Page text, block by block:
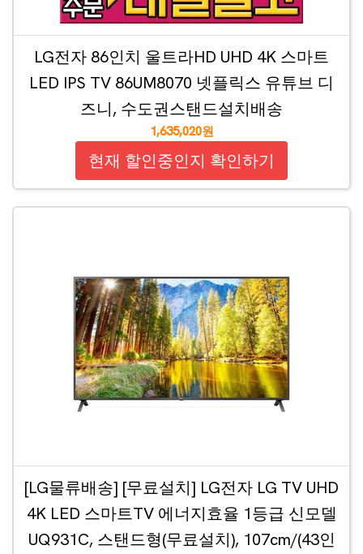
LG전자 86인치 울트라HD UHD 4K 스마트
LED IPS TV 86UM8070 넷플릭스 유튜브 디
즈니, 수도권스탠드설치배송
1,635,020원
현재 할인중인지 확인하기
[LG물류배송] [무료설치] LG전자 LG TV UHD
4K LED 스마트TV 에너지효율 1등급 신모델
UQ931C, 스탠드형(무료설치), 107cm/(43인